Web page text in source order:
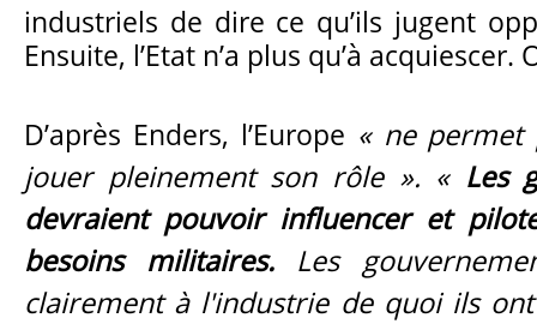
industriels de dire ce qu’ils jugent
Ensuite, l’Etat n’a plus qu’à
D’après Enders, l’Europe « ne permet
jouer pleinement son rôle ». « Les
devraient pouvoir influencer et
besoins militaires.Les
clairement à l'industrie de quoi ils